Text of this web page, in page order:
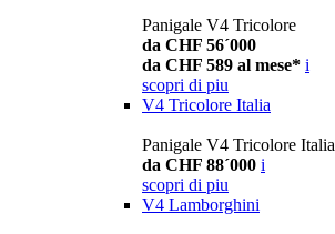
Panigale V4 Tricolore
da CHF 56´000
da CHF 589 al mese* i
scopri di piu
V4 Tricolore Italia
Panigale V4 Tricolore Italia
da CHF 88´000 i
scopri di piu
V4 Lamborghini